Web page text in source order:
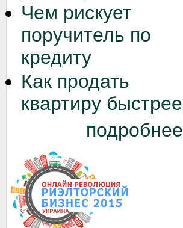
Чем рискует
поручитель по
кредиту
Как продать
квартиру быстрее
подробнее